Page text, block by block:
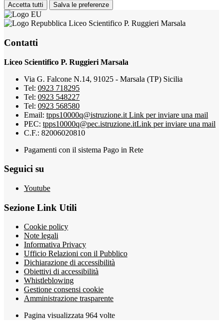
Accetta tutti Salva le preferenze
Liceo Scientifico P. Ruggieri Marsala
Contatti
Liceo Scientifico P. Ruggieri Marsala
Via G. Falcone N.14, 91025 - Marsala (TP) Sicilia
Tel: 0923 718295
Tel: 0923 548227
Tel: 0923 568580
Email: tpps10000q@istruzione.it Link per inviare una mail
PEC: tpps10000q@pec.istruzione.itLink per inviare una mail
C.F.: 82006020810
Pagamenti con il sistema Pago in Rete
Seguici su
Youtube
Sezione Link Utili
Cookie policy
Note legali
Informativa Privacy
Ufficio Relazioni con il Pubblico
Dichiarazione di accessibilità
Obiettivi di accessibilità
Whistleblowing
Gestione consensi cookie
Amministrazione trasparente
Pagina visualizzata 964 volte